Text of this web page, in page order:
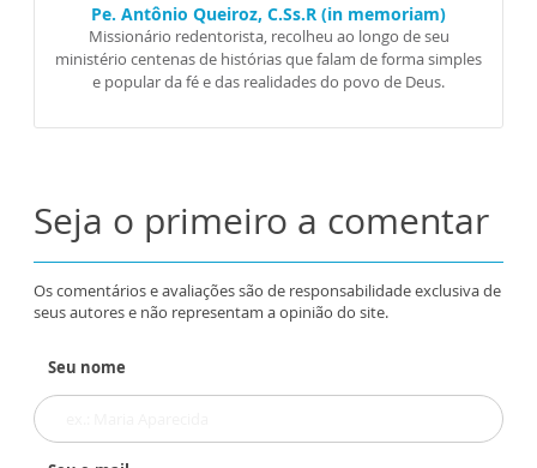
Pe. Antônio Queiroz, C.Ss.R (in memoriam)
Missionário redentorista, recolheu ao longo de seu
ministério centenas de histórias que falam de forma simples
e popular da fé e das realidades do povo de Deus.
Seja o primeiro a comentar
Os comentários e avaliações são de responsabilidade exclusiva de
seus autores e não representam a opinião do site.
Seu nome